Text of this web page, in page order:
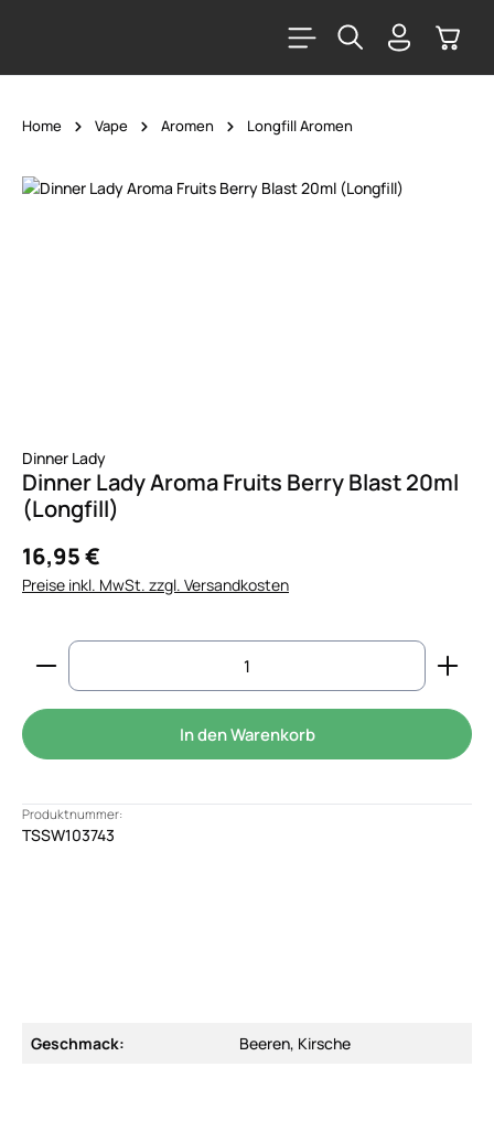
Home Vape Aromen Longfill Aromen
Bildergalerie überspringen
Dinner Lady
Dinner Lady Aroma Fruits Berry Blast 20ml
(Longfill)
16,95 €
Preise inkl. MwSt. zzgl. Versandkosten
Produkt Anzahl: Gib den gewünschten Wert
In den Warenkorb
Produktnummer:
TSSW103743
Geschmack: Beeren, Kirsche